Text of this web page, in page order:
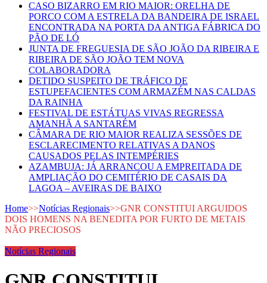
CASO BIZARRO EM RIO MAIOR: ORELHA DE
PORCO COM A ESTRELA DA BANDEIRA DE ISRAEL
ENCONTRADA NA PORTA DA ANTIGA FÁBRICA DO
PÃO DE LÓ
JUNTA DE FREGUESIA DE SÃO JOÃO DA RIBEIRA E
RIBEIRA DE SÃO JOÃO TEM NOVA
COLABORADORA
DETIDO SUSPEITO DE TRÁFICO DE
ESTUPEFACIENTES COM ARMAZÉM NAS CALDAS
DA RAINHA
FESTIVAL DE ESTÁTUAS VIVAS REGRESSA
AMANHÃ A SANTARÉM
CÂMARA DE RIO MAIOR REALIZA SESSÕES DE
ESCLARECIMENTO RELATIVAS A DANOS
CAUSADOS PELAS INTEMPÉRIES
AZAMBUJA: JÁ ARRANCOU A EMPREITADA DE
AMPLIAÇÃO DO CEMITÉRIO DE CASAIS DA
LAGOA – AVEIRAS DE BAIXO
Home>>Notícias Regionais>>GNR CONSTITUI ARGUIDOS
DOIS HOMENS NA BENEDITA POR FURTO DE METAIS
NÃO PRECIOSOS
Notícias Regionais